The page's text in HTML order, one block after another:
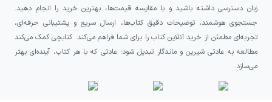
زبان دسترسی داشته باشید و با مقایسه قیمت‌ها، بهترین خرید را انجام دهید.
جستجوی هوشمند، توضیحات دقیق کتاب‌ها، ارسال سریع و پشتیبانی حرفه‌ای،
تجربه‌ای مطمئن از خرید آنلاین کتاب را برای شما فراهم می‌کند. کتابچی کمک می‌کند
مطالعه به عادتی شیرین و ماندگار تبدیل شود؛ عادتی که با هر کتاب، آینده‌ای بهتر
می‌سازد.